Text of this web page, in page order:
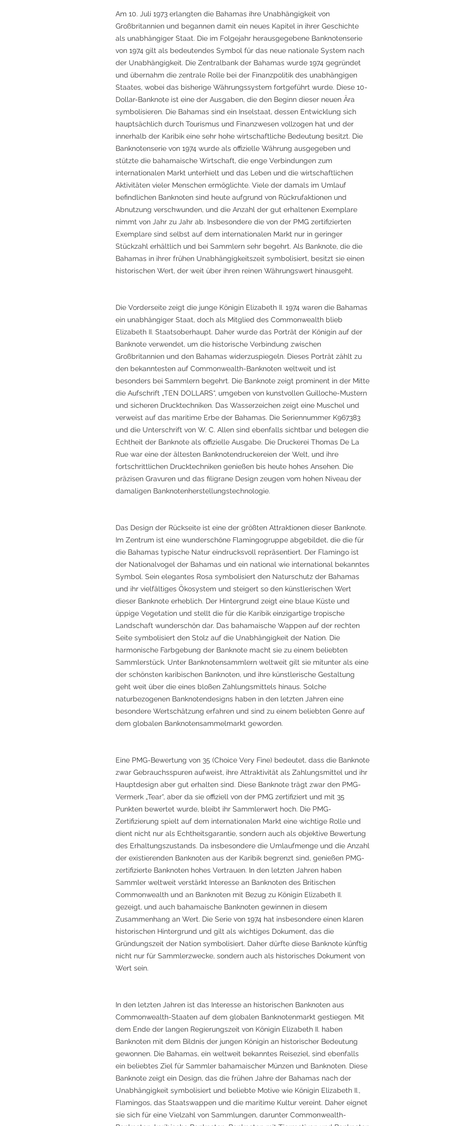
Am 10. Juli 1973 erlangten die Bahamas ihre Unabhängigkeit von
Großbritannien und begannen damit ein neues Kapitel in ihrer Geschichte
als unabhängiger Staat. Die im Folgejahr herausgegebene Banknotenserie
von 1974 gilt als bedeutendes Symbol für das neue nationale System nach
der Unabhängigkeit. Die Zentralbank der Bahamas wurde 1974 gegründet
und übernahm die zentrale Rolle bei der Finanzpolitik des unabhängigen
Staates, wobei das bisherige Währungssystem fortgeführt wurde. Diese 10-
Dollar-Banknote ist eine der Ausgaben, die den Beginn dieser neuen Ära
symbolisieren. Die Bahamas sind ein Inselstaat, dessen Entwicklung sich
hauptsächlich durch Tourismus und Finanzwesen vollzogen hat und der
innerhalb der Karibik eine sehr hohe wirtschaftliche Bedeutung besitzt. Die
Banknotenserie von 1974 wurde als offizielle Währung ausgegeben und
stützte die bahamaische Wirtschaft, die enge Verbindungen zum
internationalen Markt unterhielt und das Leben und die wirtschaftlichen
Aktivitäten vieler Menschen ermöglichte. Viele der damals im Umlauf
befindlichen Banknoten sind heute aufgrund von Rückrufaktionen und
Abnutzung verschwunden, und die Anzahl der gut erhaltenen Exemplare
nimmt von Jahr zu Jahr ab. Insbesondere die von der PMG zertifizierten
Exemplare sind selbst auf dem internationalen Markt nur in geringer
Stückzahl erhältlich und bei Sammlern sehr begehrt. Als Banknote, die die
Bahamas in ihrer frühen Unabhängigkeitszeit symbolisiert, besitzt sie einen
historischen Wert, der weit über ihren reinen Währungswert hinausgeht.
Die Vorderseite zeigt die junge Königin Elizabeth II. 1974 waren die Bahamas
ein unabhängiger Staat, doch als Mitglied des Commonwealth blieb
Elizabeth II. Staatsoberhaupt. Daher wurde das Porträt der Königin auf der
Banknote verwendet, um die historische Verbindung zwischen
Großbritannien und den Bahamas widerzuspiegeln. Dieses Porträt zählt zu
den bekanntesten auf Commonwealth-Banknoten weltweit und ist
besonders bei Sammlern begehrt. Die Banknote zeigt prominent in der Mitte
die Aufschrift „TEN DOLLARS“, umgeben von kunstvollen Guilloche-Mustern
und sicheren Drucktechniken. Das Wasserzeichen zeigt eine Muschel und
verweist auf das maritime Erbe der Bahamas. Die Seriennummer K967383
und die Unterschrift von W. C. Allen sind ebenfalls sichtbar und belegen die
Echtheit der Banknote als offizielle Ausgabe. Die Druckerei Thomas De La
Rue war eine der ältesten Banknotendruckereien der Welt, und ihre
fortschrittlichen Drucktechniken genießen bis heute hohes Ansehen. Die
präzisen Gravuren und das filigrane Design zeugen vom hohen Niveau der
damaligen Banknotenherstellungstechnologie.
Das Design der Rückseite ist eine der größten Attraktionen dieser Banknote.
Im Zentrum ist eine wunderschöne Flamingogruppe abgebildet, die die für
die Bahamas typische Natur eindrucksvoll repräsentiert. Der Flamingo ist
der Nationalvogel der Bahamas und ein national wie international bekanntes
Symbol. Sein elegantes Rosa symbolisiert den Naturschutz der Bahamas
und ihr vielfältiges Ökosystem und steigert so den künstlerischen Wert
dieser Banknote erheblich. Der Hintergrund zeigt eine blaue Küste und
üppige Vegetation und stellt die für die Karibik einzigartige tropische
Landschaft wunderschön dar. Das bahamaische Wappen auf der rechten
Seite symbolisiert den Stolz auf die Unabhängigkeit der Nation. Die
harmonische Farbgebung der Banknote macht sie zu einem beliebten
Sammlerstück. Unter Banknotensammlern weltweit gilt sie mitunter als eine
der schönsten karibischen Banknoten, und ihre künstlerische Gestaltung
geht weit über die eines bloßen Zahlungsmittels hinaus. Solche
naturbezogenen Banknotendesigns haben in den letzten Jahren eine
besondere Wertschätzung erfahren und sind zu einem beliebten Genre auf
dem globalen Banknotensammelmarkt geworden.
Eine PMG-Bewertung von 35 (Choice Very Fine) bedeutet, dass die Banknote
zwar Gebrauchsspuren aufweist, ihre Attraktivität als Zahlungsmittel und ihr
Hauptdesign aber gut erhalten sind. Diese Banknote trägt zwar den PMG-
Vermerk „Tear“, aber da sie offiziell von der PMG zertifiziert und mit 35
Punkten bewertet wurde, bleibt ihr Sammlerwert hoch. Die PMG-
Zertifizierung spielt auf dem internationalen Markt eine wichtige Rolle und
dient nicht nur als Echtheitsgarantie, sondern auch als objektive Bewertung
des Erhaltungszustands. Da insbesondere die Umlaufmenge und die Anzahl
der existierenden Banknoten aus der Karibik begrenzt sind, genießen PMG-
zertifizierte Banknoten hohes Vertrauen. In den letzten Jahren haben
Sammler weltweit verstärkt Interesse an Banknoten des Britischen
Commonwealth und an Banknoten mit Bezug zu Königin Elizabeth II.
gezeigt, und auch bahamaische Banknoten gewinnen in diesem
Zusammenhang an Wert. Die Serie von 1974 hat insbesondere einen klaren
historischen Hintergrund und gilt als wichtiges Dokument, das die
Gründungszeit der Nation symbolisiert. Daher dürfte diese Banknote künftig
nicht nur für Sammlerzwecke, sondern auch als historisches Dokument von
Wert sein.
In den letzten Jahren ist das Interesse an historischen Banknoten aus
Commonwealth-Staaten auf dem globalen Banknotenmarkt gestiegen. Mit
dem Ende der langen Regierungszeit von Königin Elizabeth II. haben
Banknoten mit dem Bildnis der jungen Königin an historischer Bedeutung
gewonnen. Die Bahamas, ein weltweit bekanntes Reiseziel, sind ebenfalls
ein beliebtes Ziel für Sammler bahamaischer Münzen und Banknoten. Diese
Banknote zeigt ein Design, das die frühen Jahre der Bahamas nach der
Unabhängigkeit symbolisiert und beliebte Motive wie Königin Elizabeth II.,
Flamingos, das Staatswappen und die maritime Kultur vereint. Daher eignet
sie sich für eine Vielzahl von Sammlungen, darunter Commonwealth-